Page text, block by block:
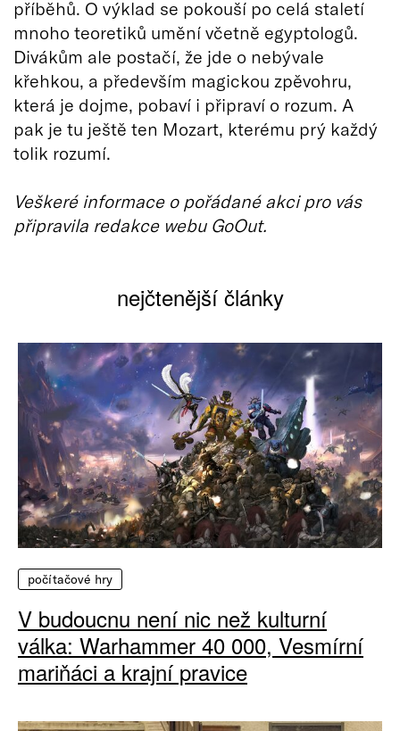
příběhů. O výklad se pokouší po celá staletí
mnoho teoretiků umění včetně egyptologů.
Divákům ale postačí, že jde o nebývale
křehkou, a především magickou zpěvohru,
která je dojme, pobaví i připraví o rozum. A
pak je tu ještě ten Mozart, kterému prý každý
tolik rozumí.
Veškeré informace o pořádané akci pro vás
připravila redakce webu GoOut.
nejčtenější články
počítačové hry
V budoucnu není nic než kulturní
válka: Warhammer 40 000, Vesmírní
mariňáci a krajní pravice